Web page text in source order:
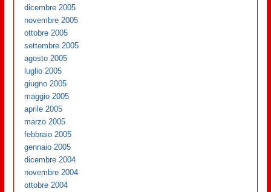
dicembre 2005
novembre 2005
ottobre 2005
settembre 2005
agosto 2005
luglio 2005
giugno 2005
maggio 2005
aprile 2005
marzo 2005
febbraio 2005
gennaio 2005
dicembre 2004
novembre 2004
ottobre 2004